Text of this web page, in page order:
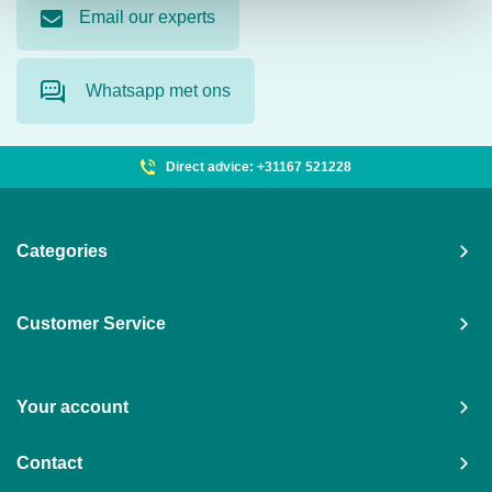
Email our experts
Whatsapp met ons
Direct advice: +31167 521228
Categories
Customer Service
Your account
Contact